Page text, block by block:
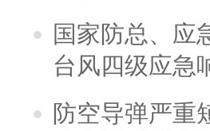
国家防总、应
台风四级应急
防空导弹严重